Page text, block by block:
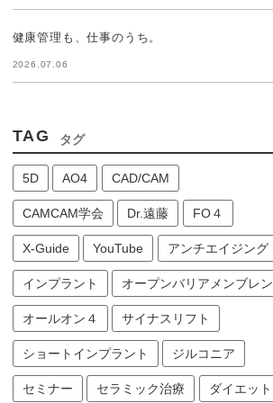
健康管理も、仕事のうち。
2026.07.06
TAG タグ
5D AO4 CAD/CAM
CAMCAM学会 Dr.遠藤 FO４
X-Guide YouTube アンチエイジング
インプラント オープンバリアメンブレン
オールオン４ サイナスリフト
ショートインプラント ジルコニア
セミナー セラミック治療 ダイエット